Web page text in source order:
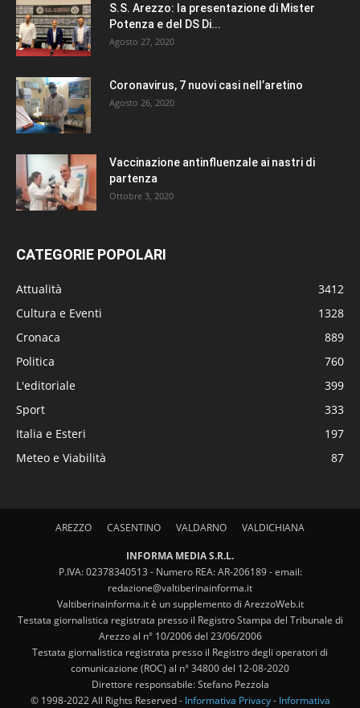
S.S. Arezzo: la presentazione di Mister
Potenza e del DS Di...
Agosto 27, 2020
Coronavirus, 7 nuovi casi nell’aretino
Agosto 26, 2020
Vaccinazione antinfluenzale ai nastri di
partenza
Ottobre 3, 2020
CATEGORIE POPOLARI
Attualità
3412
Cultura e Eventi
1328
Cronaca
889
Politica
760
L'editoriale
399
Sport
333
Italia e Esteri
197
Meteo e Viabilità
87
AREZZO CASENTINO VALDARNO VALDICHIANA
INFORMA MEDIA S.R.L.
P.IVA: 02378340513 - Numero REA: AR-206189 - email:
redazione@valtiberinainforma.it
Valtiberinainforma.it è un supplemento di ArezzoWeb.it
Testata giornalistica registrata presso il Registro Stampa del Tribunale di
Arezzo al n° 10/2006 del 23/06/2006
Testata giornalistica registrata presso il Registro degli operatori di
comunicazione (ROC) al n° 34800 del 12-08-2020
Direttore responsabile: Stefano Pezzola
© 1998-2022 All Rights Reserved - Informativa Privacy- Informativa